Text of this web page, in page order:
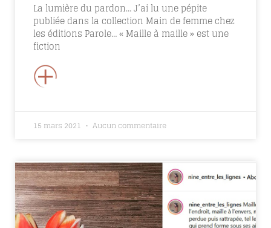
La lumière du pardon… J’ai lu une pépite
publiée dans la collection Main de femme chez
les éditions Parole… « Maille à maille » est une
fiction
+
15 mars 2021 Aucun commentaire